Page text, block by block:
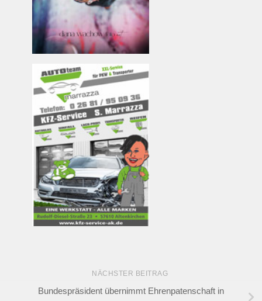
NÄCHSTER BEITRAG
Bundespräsident übernimmt Ehrenpatenschaft in